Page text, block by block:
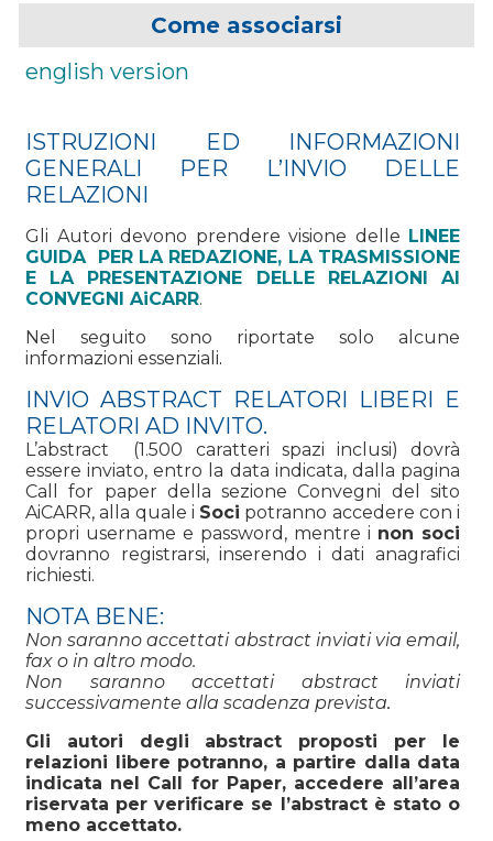
Come associarsi
english version
ISTRUZIONI ED INFORMAZIONI
GENERALI PER L’INVIO DELLE
RELAZIONI
Gli Autori devono prendere visione delle LINEE
GUIDA PER LA REDAZIONE, LA TRASMISSIONE
E LA PRESENTAZIONE DELLE RELAZIONI AI
CONVEGNI AiCARR.
Nel seguito sono riportate solo alcune
informazioni essenziali.
INVIO ABSTRACT RELATORI LIBERI E
RELATORI AD INVITO.
L’abstract (1.500 caratteri spazi inclusi) dovrà
essere inviato, entro la data indicata, dalla pagina
Call for paper della sezione Convegni del sito
AiCARR, alla quale i Soci potranno accedere con i
propri username e password, mentre i non soci
dovranno registrarsi, inserendo i dati anagrafici
richiesti.
NOTA BENE:
Non saranno accettati abstract inviati via email,
fax o in altro modo.
Non saranno accettati abstract inviati
successivamente alla scadenza prevista.
Gli autori degli abstract proposti per le
relazioni libere potranno, a partire dalla data
indicata nel Call for Paper, accedere all’area
riservata per verificare se l’abstract è stato o
meno accettato.